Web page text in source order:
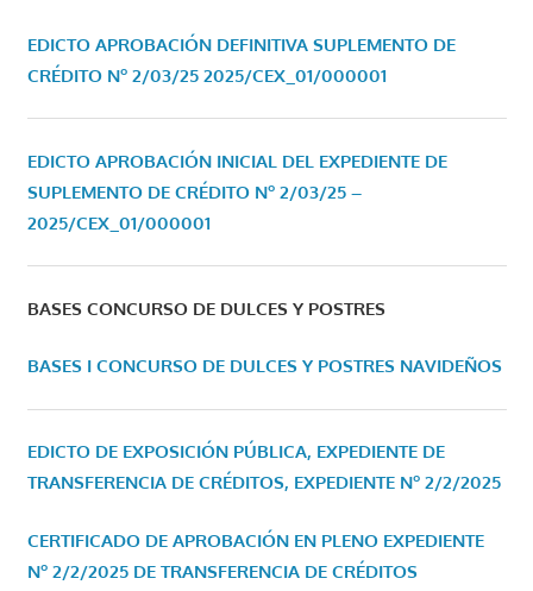
EDICTO APROBACIÓN DEFINITIVA SUPLEMENTO DE
CRÉDITO Nº 2/03/25 2025/CEX_01/000001
EDICTO APROBACIÓN INICIAL DEL EXPEDIENTE DE
SUPLEMENTO DE CRÉDITO Nº 2/03/25 –
2025/CEX_01/000001
BASES CONCURSO DE DULCES Y POSTRES
BASES I CONCURSO DE DULCES Y POSTRES NAVIDEÑOS
EDICTO DE EXPOSICIÓN PÚBLICA, EXPEDIENTE DE
TRANSFERENCIA DE CRÉDITOS, EXPEDIENTE Nº 2/2/2025
CERTIFICADO DE APROBACIÓN EN PLENO EXPEDIENTE
Nº 2/2/2025 DE TRANSFERENCIA DE CRÉDITOS